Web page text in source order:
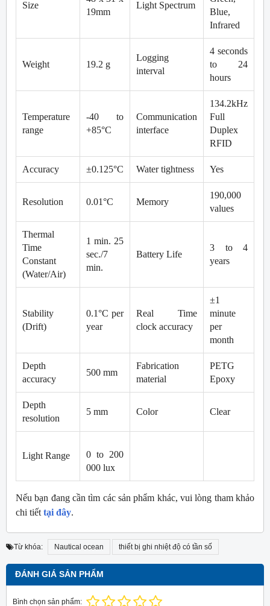
Size
19mm
Light Spectrum
Blue,
Infrared
Weight 19.2 g
Logging
interval
4 seconds
to 24
hours
Temperature
range
-40 to
+85°C
Communication
interface
134.2kHz
Full
Duplex
RFID
Accuracy ±0.125°C Water tightness Yes
Resolution 0.01°C Memory
190,000
values
Thermal
Time
Constant
(Water/Air)
1 min. 25
sec./7
min.
Battery Life
3 to 4
years
Stability
(Drift)
0.1°C per
year
Real Time
clock accuracy
±1
minute
per
month
Depth
accuracy
500 mm
Fabrication
material
PETG
Epoxy
Depth
resolution
5 mm Color Clear
Light Range
0 to 200
000 lux
Nếu bạn đang cần tìm các sản phẩm khác, vui lòng tham khảo
chi tiết tại đây.
Từ khóa: Nautical ocean thiết bị ghi nhiệt độ có tần số
ĐÁNH GIÁ SẢN PHẨM
Bình chọn sản phẩm: